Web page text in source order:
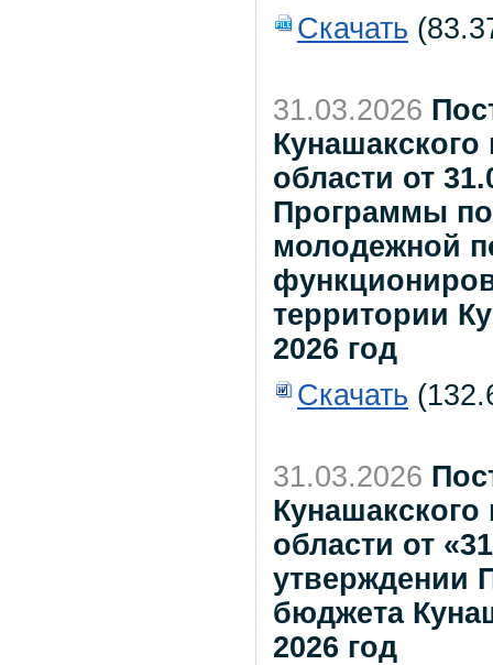
Скачать
31.03.2026
области от
Программы
молодежной
территории
2026 год
Скачать
31.03.2026
области от
утверждении
бюджета
2026 год